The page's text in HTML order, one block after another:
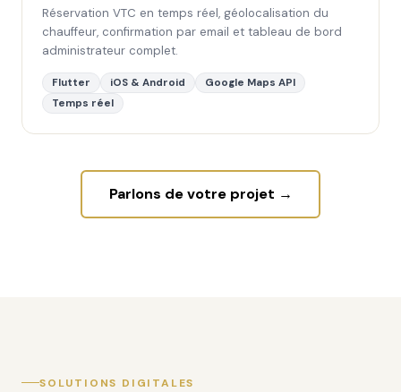
Réservation VTC en temps réel, géolocalisation du
chauffeur, confirmation par email et tableau de bord
administrateur complet.
Flutter iOS & Android
Google Maps API
Temps réel
Parlons de votre projet →
SOLUTIONS DIGITALES